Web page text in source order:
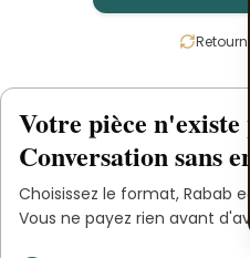
Votre pièce n'existe
Conversation sans
Choisissez le format, Rabab
Vous ne payez rien avant